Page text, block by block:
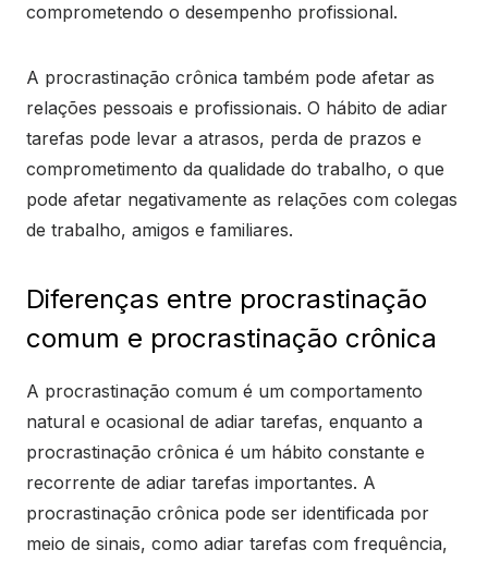
comprometendo o desempenho profissional.
A procrastinação crônica também pode afetar as
relações pessoais e profissionais. O hábito de adiar
tarefas pode levar a atrasos, perda de prazos e
comprometimento da qualidade do trabalho, o que
pode afetar negativamente as relações com colegas
de trabalho, amigos e familiares.
Diferenças entre procrastinação
comum e procrastinação crônica
A procrastinação comum é um comportamento
natural e ocasional de adiar tarefas, enquanto a
procrastinação crônica é um hábito constante e
recorrente de adiar tarefas importantes. A
procrastinação crônica pode ser identificada por
meio de sinais, como adiar tarefas com frequência,